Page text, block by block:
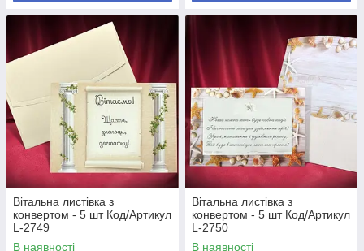
Вітальна листівка з
конвертом - 5 шт Код/Артикул
L-2749
В наявності
Вітальна листівка з
конвертом - 5 шт Код/Артикул
L-2750
В наявності